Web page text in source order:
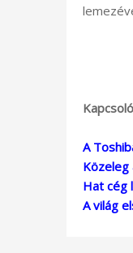
A
Közeleg
Hat cég
A világ